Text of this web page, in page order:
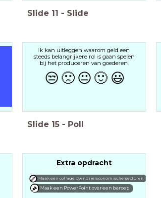
Slide 11 - Slide
Ik kan uitleggen waarom geld een
steeds belangrijkere rol is gaan spelen
bij het produceren van goederen.
😒 🙁 😐 🙂 😃
Slide 15 - Poll
Extra opdracht
Maak een collage over drie economische sectoren
Maak een PowerPoint over een beroep